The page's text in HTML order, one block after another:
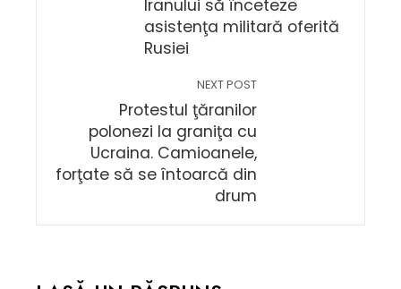
Iranului să înceteze
asistenţa militară oferită
Rusiei
NEXT POST
Protestul ţăranilor
polonezi la graniţa cu
Ucraina. Camioanele,
forţate să se întoarcă din
drum